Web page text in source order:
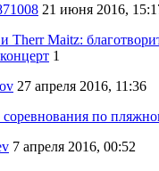
21 июня 2016,
Therr Maitz:
1
27 апреля 2016, 11:36
по
7 апреля 2016, 00:52